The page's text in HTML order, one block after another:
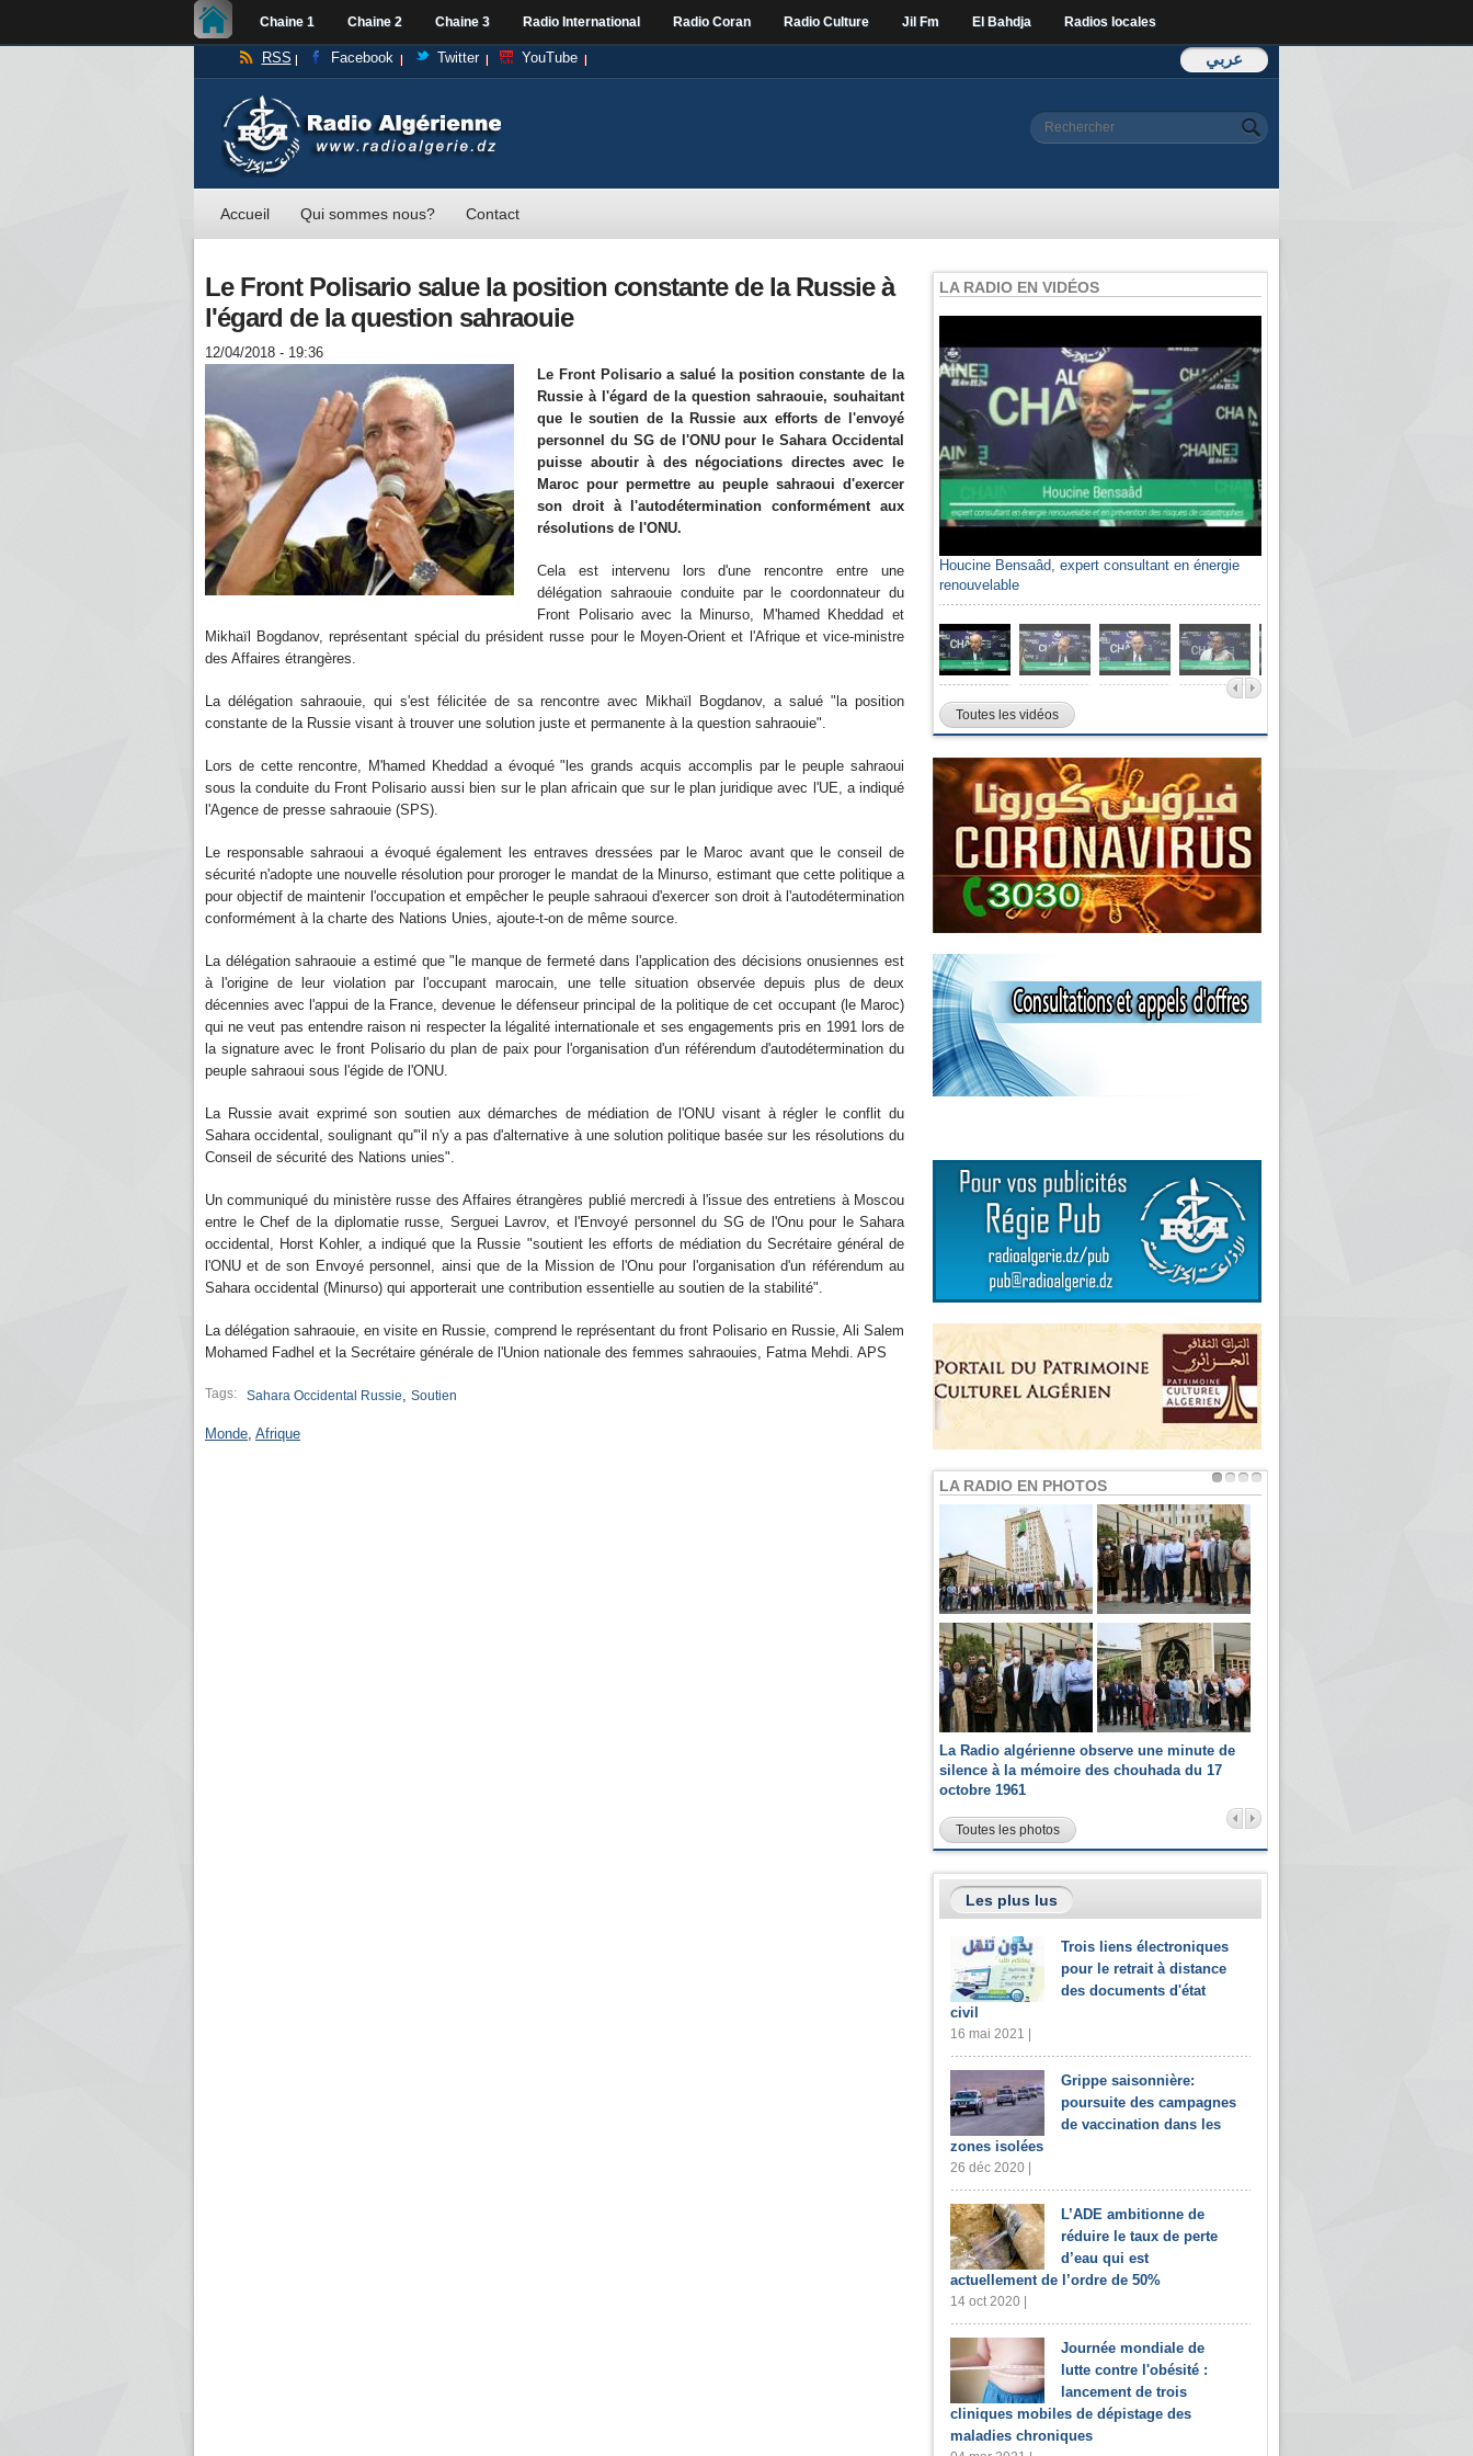
Chaine 1 Chaine 2 Chaine 3 Radio International Radio Coran Radio Culture Jil Fm El Bahdja Radios locales
عربي RSS Facebook Twitter YouTube
Formulaire de
Rechercher
Accueil Qui sommes nous? Contact
Le Front Polisario salue la position constante de la Russie à
l'égard de la question sahraouie
12/04/2018 - 19:36
Le Front Polisario a salué la position constante de la
Russie à l'égard de la question sahraouie, souhaitant
que le soutien de la Russie aux efforts de l'envoyé
personnel du SG de l'ONU pour le Sahara Occidental
puisse aboutir à des négociations directes avec le
Maroc pour permettre au peuple sahraoui d'exercer
son droit à l'autodétermination conformément aux
résolutions de l'ONU.
Cela est intervenu lors d'une rencontre entre une
délégation sahraouie conduite par le coordonnateur du
Front Polisario avec la Minurso, M'hamed Kheddad et
Mikhaïl Bogdanov, représentant spécial du président russe pour le Moyen-Orient et l'Afrique et vice-ministre
des Affaires étrangères.
La délégation sahraouie, qui s'est félicitée de sa rencontre avec Mikhaïl Bogdanov, a salué "la position
constante de la Russie visant à trouver une solution juste et permanente à la question sahraouie".
Lors de cette rencontre, M'hamed Kheddad a évoqué "les grands acquis accomplis par le peuple sahraoui
sous la conduite du Front Polisario aussi bien sur le plan africain que sur le plan juridique avec l'UE, a indiqué
l'Agence de presse sahraouie (SPS).
Le responsable sahraoui a évoqué également les entraves dressées par le Maroc avant que le conseil de
sécurité n'adopte une nouvelle résolution pour proroger le mandat de la Minurso, estimant que cette politique a
pour objectif de maintenir l'occupation et empêcher le peuple sahraoui d'exercer son droit à l'autodétermination
conformément à la charte des Nations Unies, ajoute-t-on de même source.
La délégation sahraouie a estimé que "le manque de fermeté dans l'application des décisions onusiennes est
à l'origine de leur violation par l'occupant marocain, une telle situation observée depuis plus de deux
décennies avec l'appui de la France, devenue le défenseur principal de la politique de cet occupant (le Maroc)
qui ne veut pas entendre raison ni respecter la légalité internationale et ses engagements pris en 1991 lors de
la signature avec le front Polisario du plan de paix pour l'organisation d'un référendum d'autodétermination du
peuple sahraoui sous l'égide de l'ONU.
La Russie avait exprimé son soutien aux démarches de médiation de l'ONU visant à régler le conflit du
Sahara occidental, soulignant qu'"il n'y a pas d'alternative à une solution politique basée sur les résolutions du
Conseil de sécurité des Nations unies".
Un communiqué du ministère russe des Affaires étrangères publié mercredi à l'issue des entretiens à Moscou
entre le Chef de la diplomatie russe, Serguei Lavrov, et l'Envoyé personnel du SG de l'Onu pour le Sahara
occidental, Horst Kohler, a indiqué que la Russie "soutient les efforts de médiation du Secrétaire général de
l'ONU et de son Envoyé personnel, ainsi que de la Mission de l'Onu pour l'organisation d'un référendum au
Sahara occidental (Minurso) qui apporterait une contribution essentielle au soutien de la stabilité".
La délégation sahraouie, en visite en Russie, comprend le représentant du front Polisario en Russie, Ali Salem
Mohamed Fadhel et la Secrétaire générale de l'Union nationale des femmes sahraouies, Fatma Mehdi. APS
Tags: Sahara Occidental Russie, Soutien
Monde, Afrique
LA RADIO EN VIDÉOS
Houcine Bensaâd, expert consultant en énergie
renouvelable
Toutes les vidéos
LA RADIO EN PHOTOS
La Radio algérienne observe une minute de
silence à la mémoire des chouhada du 17
octobre 1961
Toutes les photos
Les plus lus
Trois liens électroniques
pour le retrait à distance
des documents d'état
civil
16 mai 2021 |
Grippe saisonnière:
poursuite des campagnes
de vaccination dans les
zones isolées
26 déc 2020 |
L’ADE ambitionne de
réduire le taux de perte
d’eau qui est
actuellement de l’ordre de 50%
14 oct 2020 |
Journée mondiale de
lutte contre l'obésité :
lancement de trois
cliniques mobiles de dépistage des
maladies chroniques